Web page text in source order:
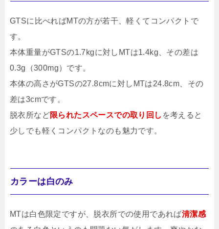
GTSに比べればMTの方が若干、軽くてコンパクトで
す。
本体重量がGTSの1.7kgに対しMTは1.4kg、その差は
0.3g（300mg）です。
本体の高さがGTSの27.8cmに対しMTは24.8cm、その
差は3cmです。
脱衣所など限られたスペースでの取り回し を考えると
少しでも軽くコンパクトなのも魅力です。
カラーは白のみ
MTは白色限定ですが、脱衣所での使用であれば清潔感